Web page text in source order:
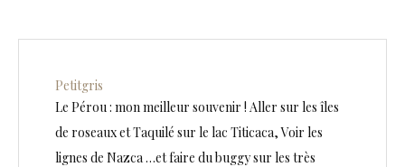
Petitgris
Le Pérou : mon meilleur souvenir ! Aller sur les îles
de roseaux et Taquilé sur le lac Titicaca, Voir les
lignes de Nazca …et faire du buggy sur les très